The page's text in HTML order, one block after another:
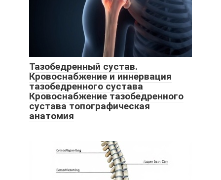
Тазобедренный сустав.
Кровоснабжение и иннервация
тазобедренного сустава
Кровоснабжение тазобедренного
сустава топографическая
анатомия